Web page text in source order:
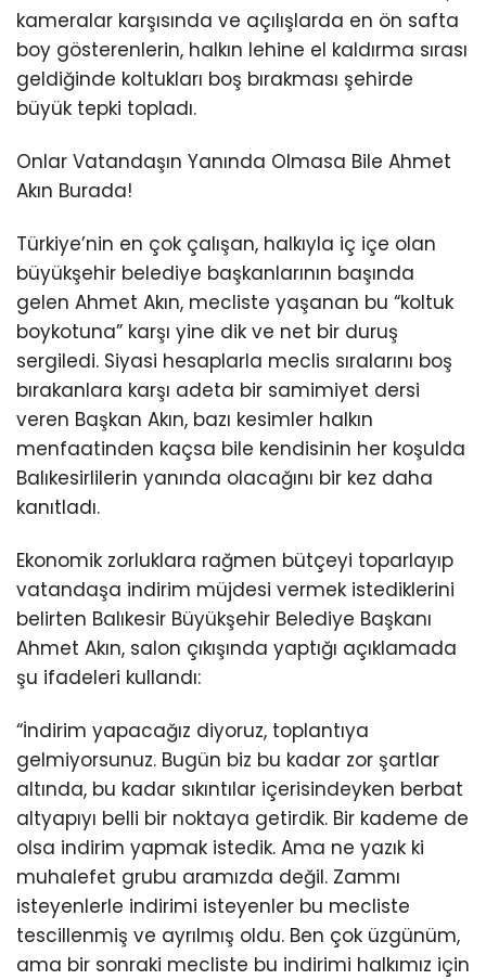
kameralar karşısında ve açılışlarda en ön safta
boy gösterenlerin, halkın lehine el kaldırma sırası
geldiğinde koltukları boş bırakması şehirde
büyük tepki topladı.
Onlar Vatandaşın Yanında Olmasa Bile Ahmet
Akın Burada!
Türkiye’nin en çok çalışan, halkıyla iç içe olan
büyükşehir belediye başkanlarının başında
gelen Ahmet Akın, mecliste yaşanan bu “koltuk
boykotuna” karşı yine dik ve net bir duruş
sergiledi. Siyasi hesaplarla meclis sıralarını boş
bırakanlara karşı adeta bir samimiyet dersi
veren Başkan Akın, bazı kesimler halkın
menfaatinden kaçsa bile kendisinin her koşulda
Balıkesirlilerin yanında olacağını bir kez daha
kanıtladı.
Ekonomik zorluklara rağmen bütçeyi toparlayıp
vatandaşa indirim müjdesi vermek istediklerini
belirten Balıkesir Büyükşehir Belediye Başkanı
Ahmet Akın, salon çıkışında yaptığı açıklamada
şu ifadeleri kullandı:
“İndirim yapacağız diyoruz, toplantıya
gelmiyorsunuz. Bugün biz bu kadar zor şartlar
altında, bu kadar sıkıntılar içerisindeyken berbat
altyapıyı belli bir noktaya getirdik. Bir kademe de
olsa indirim yapmak istedik. Ama ne yazık ki
muhalefet grubu aramızda değil. Zammı
isteyenlerle indirimi isteyenler bu mecliste
tescillenmiş ve ayrılmış oldu. Ben çok üzgünüm,
ama bir sonraki mecliste bu indirimi halkımız için